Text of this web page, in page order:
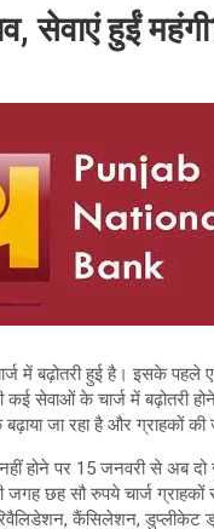
सेवाएं हुईं
में बढ़ोतरी हुई है। इसके
सेवाओं के चार्ज में बढ़ोतरी
जा रहा है और ग्राहकों की
होने पर 15 जनवरी से अब
छह सौ रुपये चार्ज
कैंसिलेशन, डुप्लीकेट